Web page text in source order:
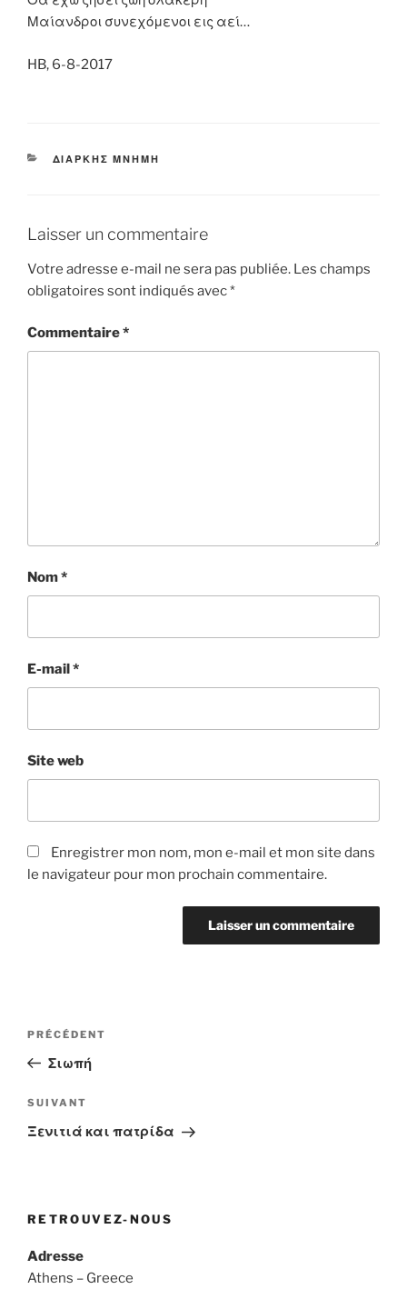
Μαίανδροι συνεχόμενοι εις αεί…
HB, 6-8-2017
CATÉGORIES
ΔΙΑΡΚΗΣ ΜΝΗΜΗ
Laisser un commentaire
Votre adresse e-mail ne sera pas publiée. Les champs
obligatoires sont indiqués avec*
Commentaire*
Nom*
E-mail*
Site web
Enregistrer mon nom, mon e-mail et mon site dans
le navigateur pour mon prochain commentaire.
Navigation
l’article
Article
précédent
PRÉCÉDENT
Σιωπή
Article
suivant
SUIVANT
Ξενιτιά και πατρίδα
RETROUVEZ-NOUS
Adresse
Athens – Greece